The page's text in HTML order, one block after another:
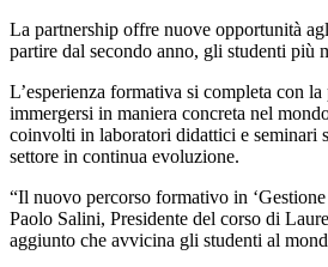
La partnership offre nuove opportunità
partire dal secondo anno, gli studenti più
L’esperienza formativa si completa con
immergersi in maniera concreta nel
coinvolti in laboratori didattici e seminari
settore in continua evoluzione.
“Il nuovo percorso formativo in
Paolo Salini, Presidente del corso di
aggiunto che avvicina gli studenti al